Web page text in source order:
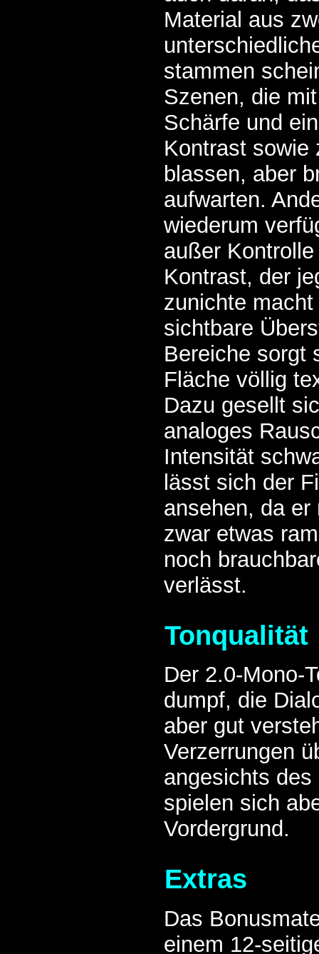
Material aus
stammen
Szenen, die
Schärfe und
Kontrast sowie
blassen, aber
aufwarten.
wiederum
außer
Kontrast, der
zunichte
sichtbare
Bereiche sorgt
Fläche völlig
Dazu gesellt
analoges
Intensität
lässt sich der
ansehen, da
zwar etwas
noch
verlässt.
Tonqualität
Der 2.0-Mono-
dumpf, die
aber gut
Verzerrungen
angesichts
spielen sich
Vordergrund.
Extras
Das
einem 12-